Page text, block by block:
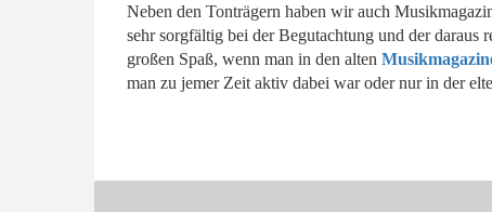
Neben den Tonträgern haben wir auch
sehr sorgfältig bei der Begutachtung und der
großen Spaß, wenn man in den alten
man zu jemer Zeit aktiv dabei war oder nur in der